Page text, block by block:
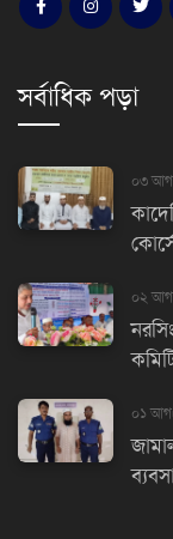
সর্বাধিক পড়া
০৩
০২
০১